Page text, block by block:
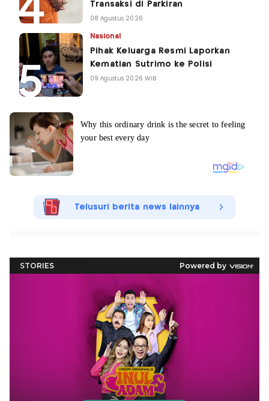
Transaksi di Parkiran
08 Agustus 2026
Nasional
Pihak Keluarga Resmi Laporkan
Kematian Sutrimo ke Polisi
09 Agustus 2026 WIB
Telusuri berita news lainnya